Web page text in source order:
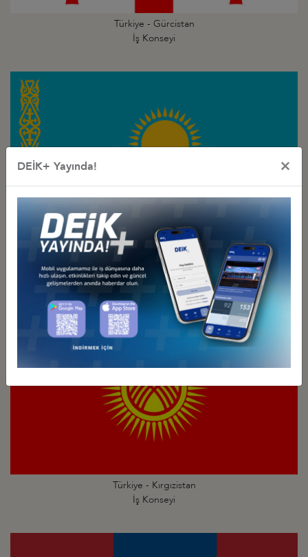
Türkiye - Gürcistan
İş Konseyi
Türkiye - Kazakistan
İş Konseyi
Türkiye - Kırgızistan
İş Konseyi
DEİK+ Yayında! ×